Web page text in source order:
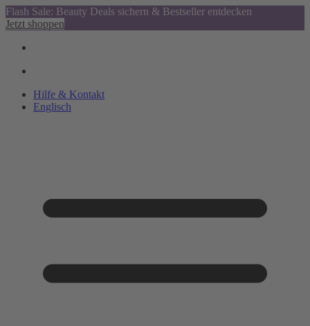
Flash Sale: Beauty Deals sichern & Bestseller entdecken
Jetzt shoppen
Hilfe & Kontakt
Englisch